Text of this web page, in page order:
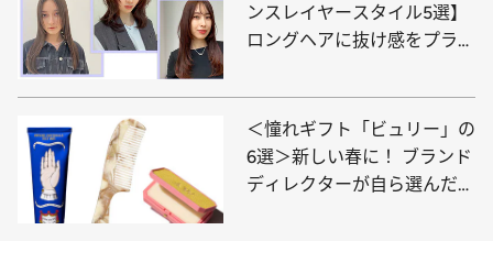
ンスレイヤースタイル5選】
ロングヘアに抜け感をプラス
＜憧れギフト「ビュリー」の
6選＞新しい春に！ ブランド
ディレクターが自ら選んだ記